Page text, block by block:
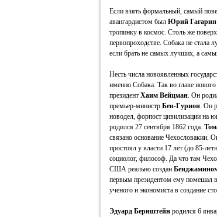
Если взять формальный, самый
авангардистом был Юрий Гагарин
тропинку в космос. Столь же
первопроходстве. Собака не
если брать не самых лучших, а
Несть числа новоявленных
именно Собака. Так во главе
президент Хаим Вейцман. Он
премьер-министр Бен-Гурион. Он
новодел, форпост цивилизации
родился 27 сентября 1862 года.
связано основание Чехословакии.
простоял у власти 17 лет (до 85-
социолог, философ. Да что там
США реально создан
первым президентом ему помешал
ученого и экономиста в создание
Эдуард Бернштейн родился 6